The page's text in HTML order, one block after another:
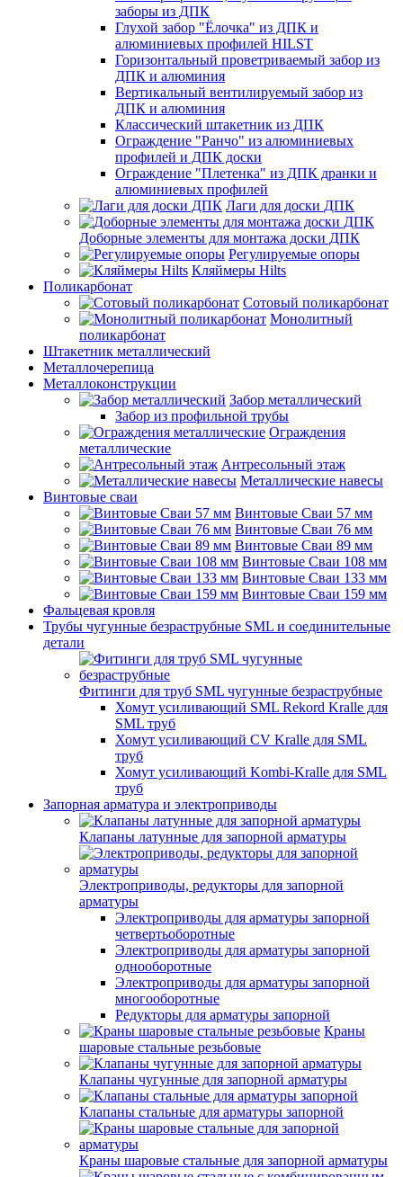
заборы из ДПК
Глухой забор "Ёлочка" из ДПК и
алюминиевых профилей HILST
Горизонтальный проветриваемый забор из
ДПК и алюминия
Вертикальный вентилируемый забор из
ДПК и алюминия
Классический штакетник из ДПК
Ограждение "Ранчо" из алюминиевых
профилей и ДПК доски
Ограждение "Плетенка" из ДПК дранки и
алюминиевых профилей
Лаги для доски ДПК
Доборные элементы для монтажа доски ДПК
Регулируемые опоры
Кляймеры Hilts
Поликарбонат
Сотовый поликарбонат
Монолитный
поликарбонат
Штакетник металлический
Металлочерепица
Металлоконструкции
Забор металлический
Забор из профильной трубы
Ограждения
металлические
Антресольный этаж
Металлические навесы
Винтовые сваи
Винтовые Сваи 57 мм
Винтовые Сваи 76 мм
Винтовые Сваи 89 мм
Винтовые Сваи 108 мм
Винтовые Сваи 133 мм
Винтовые Сваи 159 мм
Фальцевая кровля
Трубы чугунные безраструбные SML и соединительные
детали
Фитинги для труб SML чугунные безраструбные
Хомут усиливающий SML Rekord Kralle для
SML труб
Хомут усиливающий CV Kralle для SML
труб
Хомут усиливающий Kombi-Kralle для SML
труб
Запорная арматура и электроприводы
Клапаны латунные для запорной арматуры
Электроприводы, редукторы для запорной
арматуры
Электроприводы для арматуры запорной
четвертьоборотные
Электроприводы для арматуры запорной
однооборотные
Электроприводы для арматуры запорной
многооборотные
Редукторы для арматуры запорной
Краны
шаровые стальные резьбовые
Клапаны чугунные для запорной арматуры
Клапаны стальные для арматуры запорной
Краны шаровые стальные для запорной арматуры